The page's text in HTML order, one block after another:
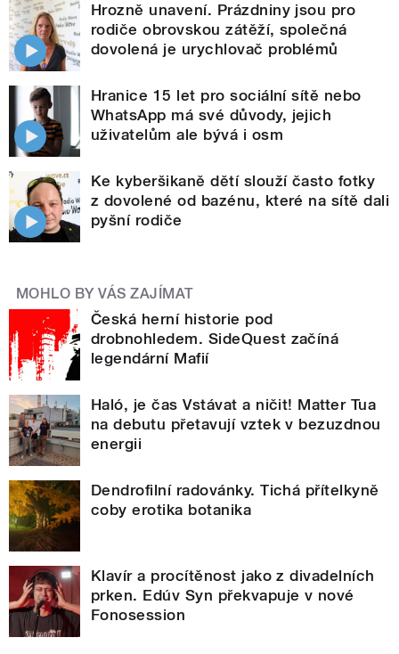
Hrozně unavení. Prázdniny jsou pro
rodiče obrovskou zátěží, společná
dovolená je urychlovač problémů
Hranice 15 let pro sociální sítě nebo
WhatsApp má své důvody, jejich
uživatelům ale bývá i osm
Ke kyberšikaně dětí slouží často fotky
z dovolené od bazénu, které na sítě dali
pyšní rodiče
MOHLO BY VÁS ZAJÍMAT
Česká herní historie pod
drobnohledem. SideQuest začíná
legendární Mafií
Haló, je čas Vstávat a ničit! Matter Tua
na debutu přetavují vztek v bezuzdnou
energii
Dendrofilní radovánky. Tichá přítelkyně
coby erotika botanika
Klavír a procítěnost jako z divadelních
prken. Edúv Syn překvapuje v nové
Fonosession